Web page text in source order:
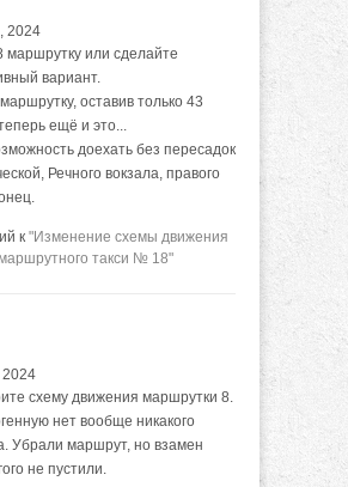
2024
маршрутку или сделайте
вариант.
оставив только 43
ещё и это...
доехать без пересадок
Речного вокзала, правого
к "Изменение схемы движения
такси № 18"
2024
схему движения маршрутки 8.
нет вообще никакого
Убрали маршрут, но взамен
не пустили.